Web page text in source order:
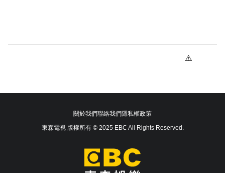
關於我們聯絡我們隱私權政策
東森電視 版權所有 © 2025 EBC All Rights Reserved.